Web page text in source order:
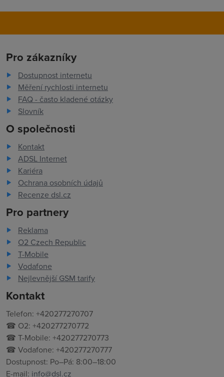
Pro zákazníky
Dostupnost internetu
Měření rychlosti internetu
FAQ - často kladené otázky
Slovník
O společnosti
Kontakt
ADSL Internet
Kariéra
Ochrana osobních údajů
Recenze dsl.cz
Pro partnery
Reklama
O2 Czech Republic
T-Mobile
Vodafone
Nejlevnější GSM tarify
Kontakt
Telefon: +420277270707
☎ O2: +420277270772
☎ T-Mobile: +420277270773
☎ Vodafone: +420277270777
Dostupnost: Po–Pá: 8:00–18:00
E-mail: info@dsl.cz